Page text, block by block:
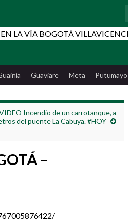
Guaviare Meta Putumayo
Incendio de un carrotanque, a
del puente La Cabuya. #HOY
–